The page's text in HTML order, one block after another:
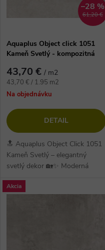
e
p
r
o
d
u
k
t
s
p
r
o
d
u
k
t
61,20 €
–28 %
Aquaplus Object click 1051
Kameň Svetlý - kompozitná
43,70 € / m2
Jednotková
cena:
43,70 € / 1.95 m2
Na objednávku
DETAIL
🔝 Aquaplus Object Click 1051
Kameň Svetlý – elegantný
svetlý dekor 🏡✨ Moderná
svetlého kameňa s hrúbkou 6,5
Akcia